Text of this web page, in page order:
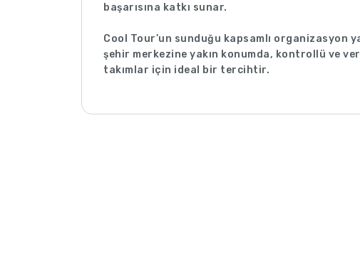
başarısına katkı sunar.
Cool Tour’un sunduğu kapsamlı organizasyon
şehir merkezine yakın konumda, kontrollü ve
takımlar için ideal bir tercihtir.